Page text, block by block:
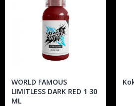
WORLD FAMOUS
LIMITLESS DARK RED 1 30
ML